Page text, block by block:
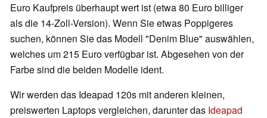
Euro Kaufpreis überhaupt wert ist (etwa 80 Euro billiger
als die 14-Zoll-Version). Wenn Sie etwas Poppigeres
suchen, können Sie das Modell "Denim Blue" auswählen,
welches um 215 Euro verfügbar ist. Abgesehen von der
Farbe sind die beiden Modelle ident.
Wir werden das Ideapad 120s mit anderen kleinen,
preiswerten Laptops vergleichen, darunter das Ideapad